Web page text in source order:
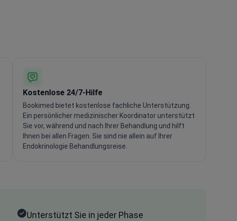
Kostenlose 24/7-Hilfe
Bookimed bietet kostenlose fachliche Unterstützung.
Ein persönlicher medizinischer Koordinator unterstützt
Sie vor, während und nach Ihrer Behandlung und hilft
Ihnen bei allen Fragen. Sie sind nie allein auf Ihrer
Endokrinologie Behandlungsreise.
Unterstützt Sie in jeder Phase